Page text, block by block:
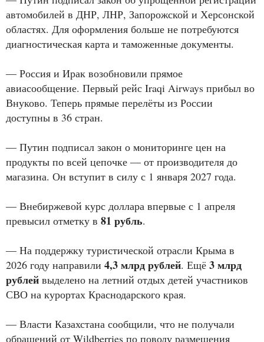
автомобилей в ДНР, ЛНР, Запорожской и Херсонской
областях. Для оформления больше не потребуются
диагностическая карта и таможенные документы.
— Россия и Ирак возобновили прямое
авиасообщение. Первый рейс Iraqi Airways прибыл во
Внуково. Теперь прямые перелёты из России
доступны в 36 стран.
— Путин подписал закон о мониторинге цен на
продукты по всей цепочке — от производителя до
магазина. Он вступит в силу с 1 января 2027 года.
— Внебиржевой курс доллара впервые с 1 апреля
превысил отметку в 81 рубль.
— На поддержку туристической отрасли Крыма в
2026 году направили 4,3 млрд рублей. Ещё 3 млрд
рублей выделено на летний отдых детей участников
СВО на курортах Краснодарского края.
— Власти Казахстана сообщили, что не получали
обращений от Wildberries по поводу размещения